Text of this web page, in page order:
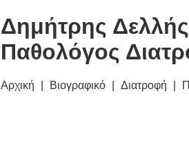
Δημήτρης
Παθολόγος
Αρχική Βιογραφικό Διατροφή